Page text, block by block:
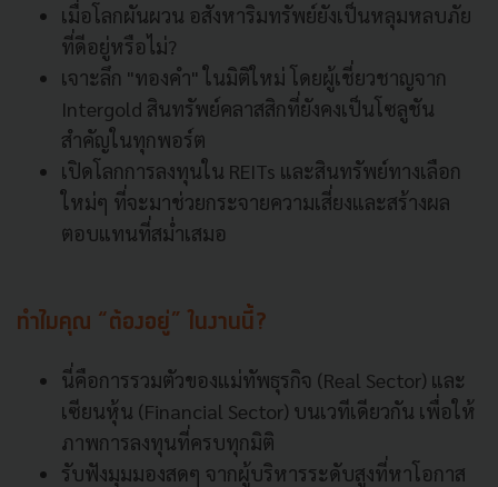
เมื่อโลกผันผวน อสังหาริมทรัพย์ยังเป็นหลุมหลบภัย
ที่ดีอยู่หรือไม่?
เจาะลึก "ทองคำ" ในมิติใหม่ โดยผู้เชี่ยวชาญจาก
Intergold สินทรัพย์คลาสสิกที่ยังคงเป็นโซลูชัน
สำคัญในทุกพอร์ต
เปิดโลกการลงทุนใน REITs และสินทรัพย์ทางเลือก
ใหม่ๆ ที่จะมาช่วยกระจายความเสี่ยงและสร้างผล
ตอบแทนที่สม่ำเสมอ
ทำไมคุณ “ต้องอยู่” ในงานนี้?
นี่คือการรวมตัวของแม่ทัพธุรกิจ (Real Sector) และ
เซียนหุ้น (Financial Sector) บนเวทีเดียวกัน เพื่อให้
ภาพการลงทุนที่ครบทุกมิติ
รับฟังมุมมองสดๆ จากผู้บริหารระดับสูงที่หาโอกาส